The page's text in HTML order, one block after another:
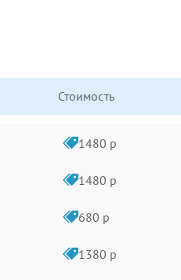
Стоимость
1480 р
1480 р
680 р
1380 р